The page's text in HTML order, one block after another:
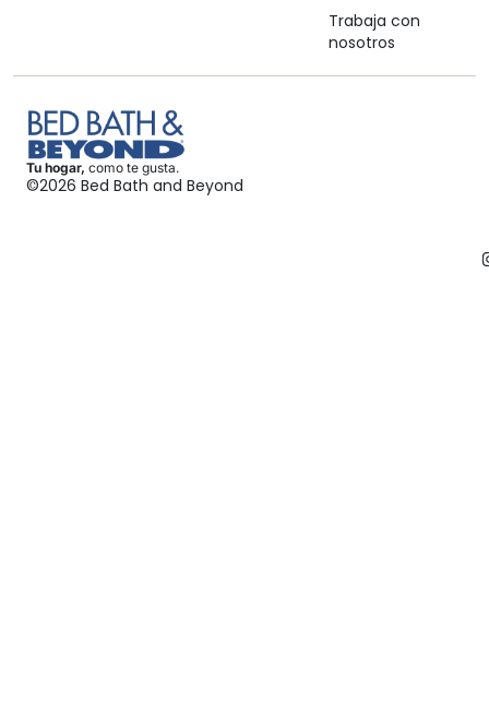
Trabaja con
nosotros
Tu hogar, como te gusta.
©2026 Bed Bath and Beyond